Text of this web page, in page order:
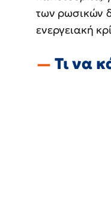
των ρωσικών
ενεργειακή
Τι να